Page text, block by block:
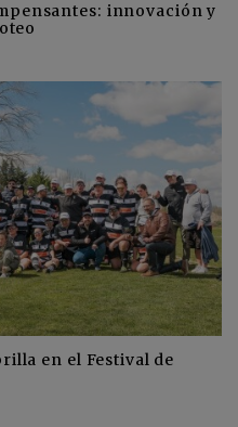
innovación y
en el Festival de